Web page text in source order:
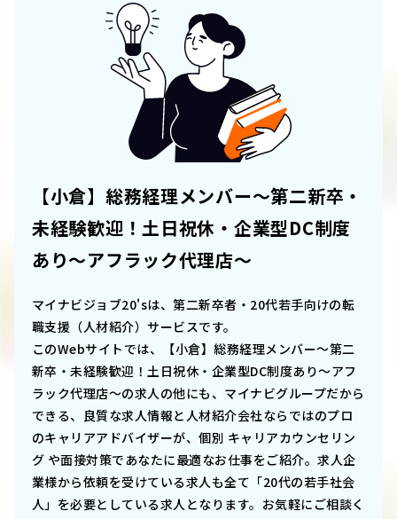
【小倉】総務経理メンバー～第二新卒・
未経験歓迎！土日祝休・企業型DC制度
あり～アフラック代理店～
マイナビジョブ20'sは、第二新卒者・20代若手向けの転
職支援（人材紹介）サービスです。
このWebサイトでは、
【小倉】総務経理メンバー～第二
新卒・未経験歓迎！土日祝休・企業型DC制度あり～アフ
ラック代理店～の求人の他にも、マイナビグループだから
できる、良質な求人情報と人材紹介会社ならではのプロ
のキャリアアドバイザーが、個別 キャリアカウンセリン
グ や面接対策であなたに最適なお仕事をご紹介。求人企
業様から依頼を受けている求人も全て「20代の若手社会
人」を必要としている求人となります。お気軽にご相談く